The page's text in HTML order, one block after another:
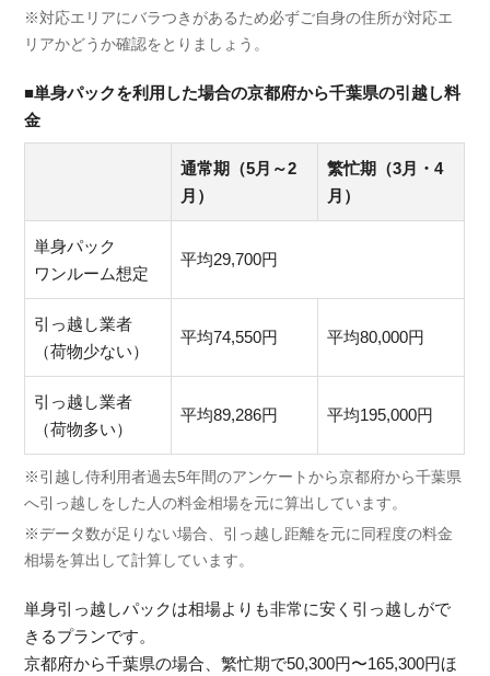
※対応エリアにバラつきがあるため必ずご自身の住所が対応エ
リアかどうか確認をとりましょう。
■単身パックを利用した場合の京都府から千葉県の引越し料
金
通常期（5月～2
月）
繁忙期（3月・4
月）
単身パック
ワンルーム想定
平均29,700円
引っ越し業者
（荷物少ない）
平均74,550円 平均80,000円
引っ越し業者
（荷物多い）
平均89,286円 平均195,000円
※引越し侍利用者過去5年間のアンケートから京都府から千葉県
へ引っ越しをした人の料金相場を元に算出しています。
※データ数が足りない場合、引っ越し距離を元に同程度の料金
相場を算出して計算しています。
単身引っ越しパックは相場よりも非常に安く引っ越しがで
きるプランです。
京都府から千葉県の場合、繁忙期で50,300円〜165,300円ほ